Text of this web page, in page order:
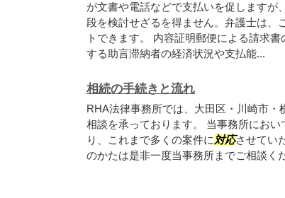
が文書や電話などで支払いを促しますが
段を検討せざるを得ません。弁護士は、
トできます。 内容証明郵便による請求
する助言滞納者の経済状況や支払能...
相続の手続きと流れ
RHA法律事務所では、大田区・川崎市
相談を承っております。 当事務所にお
り、これまで多くの案件に 対応させてい
のかたは是非一度当事務所までご相談く